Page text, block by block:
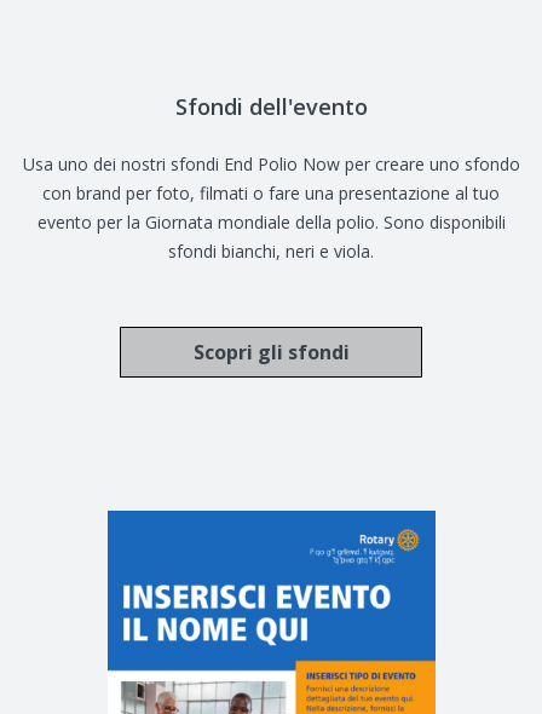
Sfondi dell'evento
Usa uno dei nostri sfondi End Polio Now per creare uno sfondo
con brand per foto, filmati o fare una presentazione al tuo
evento per la Giornata mondiale della polio. Sono disponibili
sfondi bianchi, neri e viola.
Scopri gli sfondi